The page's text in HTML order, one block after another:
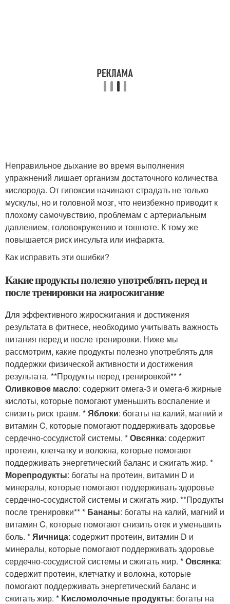
Неправильное дыхание во время выполнения
упражнений лишает организм достаточного количества
кислорода. От гипоксии начинают страдать не только
мускулы, но и головной мозг, что неизбежно приводит к
плохому самочувствию, проблемам с артериальным
давлением, головокружению и тошноте. К тому же
повышается риск инсульта или инфаркта.
Как исправить эти ошибки?
Какие продукты полезно употреблять перед и
после тренировки на жиросжигание
Для эффективного жиросжигания и достижения
результата в фитнесе, необходимо учитывать важность
питания перед и после тренировки. Ниже мы
рассмотрим, какие продукты полезно употреблять для
поддержки физической активности и достижения
результата. **Продукты перед тренировкой** *
Оливковое масло: содержит омега-3 и омега-6 жирные
кислоты, которые помогают уменьшить воспаление и
снизить риск травм. *Яблоки: богаты на калий, магний и
витамин C, которые помогают поддерживать здоровье
сердечно-сосудистой системы. *Овсянка: содержит
протеин, клетчатку и волокна, которые помогают
поддерживать энергетический баланс и сжигать жир. *
Морепродукты: богаты на протеин, витамин D и
минералы, которые помогают поддерживать здоровье
сердечно-сосудистой системы и сжигать жир. **Продукты
после тренировки** * Бананы: богаты на калий, магний и
витамин C, которые помогают снизить отек и уменьшить
боль. *Яичница: содержит протеин, витамин D и
минералы, которые помогают поддерживать здоровье
сердечно-сосудистой системы и сжигать жир. *Овсянка:
содержит протеин, клетчатку и волокна, которые
помогают поддерживать энергетический баланс и
сжигать жир. * Кисломолочные продукты: богаты на